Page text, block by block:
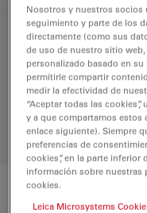
REQUEST FOR
Características
Nosotros y nuestros socios
seguimiento y parte de los
directamente (como sus
de uso de nuestro sitio
personalizado basado en
permitirle compartir
medir la efectividad de
“Aceptar todas las
y a que compartamos
enlace siguiente). Siempre
preferencias de
cookies”, en la parte
información sobre
cookies.
Leica Microsystems